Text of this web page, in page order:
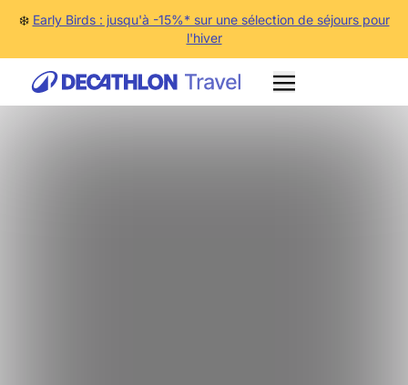
❄️ Early Birds : jusqu'à -15%* sur une sélection de séjours pour
l'hiver